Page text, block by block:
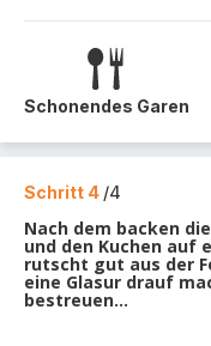
Schonendes Garen
Schritt 4 /4
Nach dem backen
und den Kuchen auf
rutscht gut aus der
eine Glasur drauf
bestreuen...